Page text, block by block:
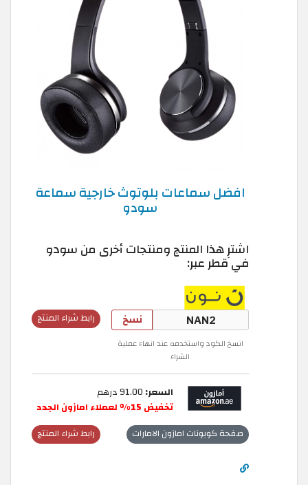
افضل سماعات بلوتوث خارجية سماعة
سودو
اشترِ هذا المنتج ومنتجات أخرى من سودو
في قطر عبر:
رابط شراء المنتج نسخ
انسخ الكود واستخدمه عند انهاء عملية
الشراء
السعر: 91.00 درهم
تخفيض 15% لعملاء امازون الجدد
رابط شراء المنتج صفحة كوبونات امازون الامارات